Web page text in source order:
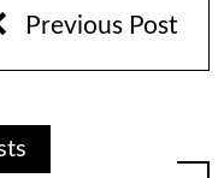
Previous Post